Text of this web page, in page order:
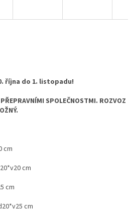
října do 1. listopadu!
SPOLEČNOSTMI. ROZVOZ
cm
cm
cm
cm